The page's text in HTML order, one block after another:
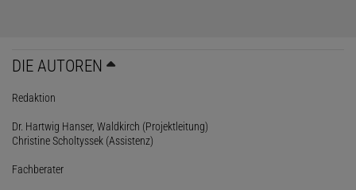
DIE AUTOREN
Redaktion
Dr. Hartwig Hanser, Waldkirch (Projektleitung)
Christine Scholtyssek (Assistenz)
Fachberater